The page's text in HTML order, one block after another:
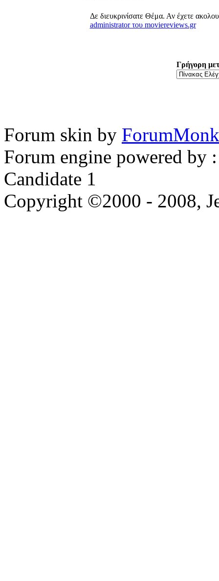
Δε διευκρινίσατε Θέμα. Αν έχετε
administrator του moviereviews.gr
Γρήγορη
Forum skin by
Forum engine powered by
Candidate 1
Copyright ©2000 - 2008,